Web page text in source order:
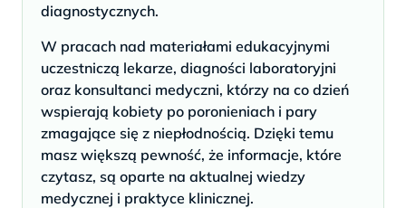
diagnostycznych.
W pracach nad materiałami edukacyjnymi
uczestniczą lekarze, diagności laboratoryjni
oraz konsultanci medyczni, którzy na co dzień
wspierają kobiety po poronieniach i pary
zmagające się z niepłodnością. Dzięki temu
masz większą pewność, że informacje, które
czytasz, są oparte na aktualnej wiedzy
medycznej i praktyce klinicznej.